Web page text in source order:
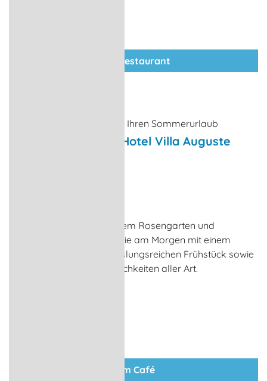
zum Restaurant
Conditorei-Café im Hotel Villa Auguste
Das Café mit angrenzendem Rosengarten und
Springbrunnen verwöhnt Sie am Morgen mit einem
reichhaltigen und abwechslungsreichen Frühstück sowie
den ganzen Tag mit Köstlichkeiten aller Art.
zum Café